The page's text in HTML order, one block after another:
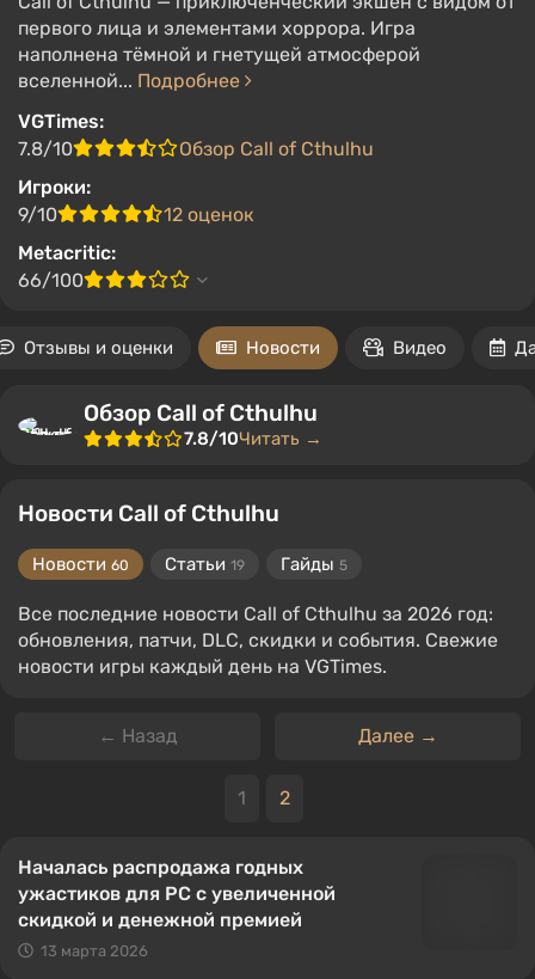
первого лица и элементами хоррора. Игра
наполнена тёмной и гнетущей атмосферой
вселенной... Подробнее
VGTimes:
7.8/10
Обзор Call of Cthulhu
Игроки:
9/10
12 оценок
Metacritic:
66/100
Отзывы и оценки Новости Видео
Обзор Call of Cthulhu
7.8/10Читать →
Новости Call of Cthulhu
Новости 60 Статьи 19 Гайды 5
Все последние новости Call of Cthulhu за 2026 год:
обновления, патчи, DLC, скидки и события. Свежие
новости игры каждый день на VGTimes.
← Назад Далее →
1 2
Началась распродажа годных
ужастиков для PC с увеличенной
скидкой и денежной премией
13 марта 2026